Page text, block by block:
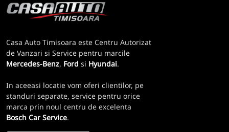
Casa Auto Timisoara este Centru Autorizat
de Vanzari si Service pentru marcile
Mercedes-Benz, Ford si Hyundai.
In aceeasi locatie vom oferi clientilor, pe
standuri separate, service pentru orice
marca prin noul centru de excelenta
Bosch Car Service.